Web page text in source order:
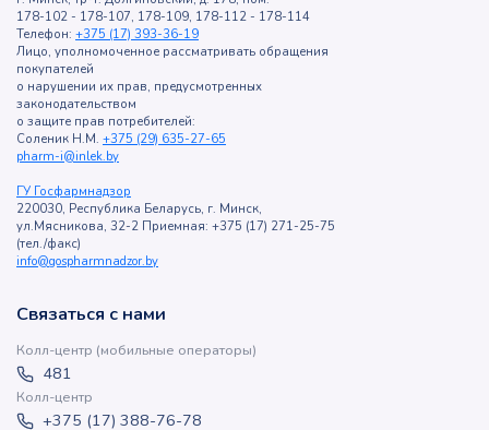
178-102 - 178-107, 178-109, 178-112 - 178-114
Телефон: +375 (17) 393-36-19
Лицо, уполномоченное рассматривать обращения
покупателей
о нарушении их прав, предусмотренных
законодательством
о защите прав потребителей:
Соленик Н.М. +375 (29) 635-27-65
pharm-i@inlek.by
ГУ Госфармнадзор
220030, Республика Беларусь, г. Минск,
ул.Мясникова, 32-2 Приемная: +375 (17) 271-25-75
(тел./факс)
info@gospharmnadzor.by
Связаться с нами
Колл-центр (мобильные операторы)
481
Колл-центр
+375 (17) 388-76-78